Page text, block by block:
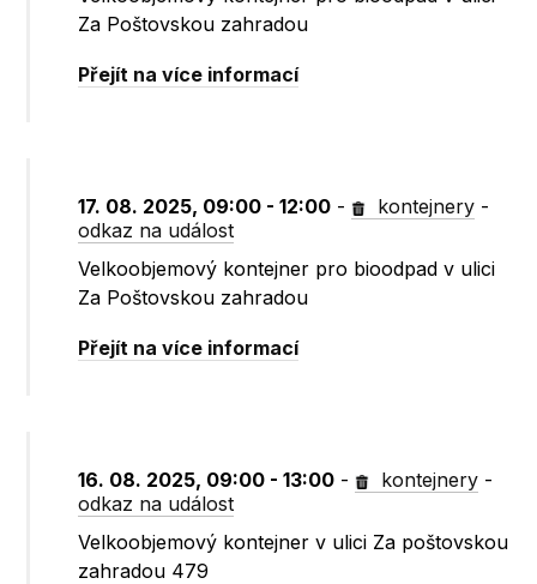
Za Poštovskou zahradou
Přejít na více informací
17. 08. 2025, 09:00 - 12:00 - kontejnery -
odkaz na událost
Velkoobjemový kontejner pro bioodpad v ulici
Za Poštovskou zahradou
Přejít na více informací
16. 08. 2025, 09:00 - 13:00 - kontejnery -
odkaz na událost
Velkoobjemový kontejner v ulici Za poštovskou
zahradou 479